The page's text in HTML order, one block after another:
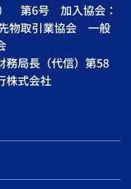
） 第6号 加入協会：
物取引業協会 一般
局長（代信）第58
株式会社